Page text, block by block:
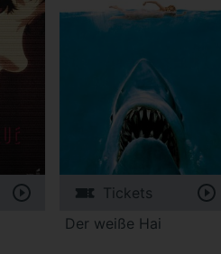
Tickets
Der weiße Hai